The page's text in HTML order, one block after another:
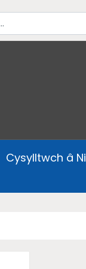
Cysylltwch â Ni